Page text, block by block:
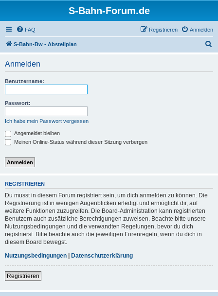
S-Bahn-Forum.de
FAQ Anmelden
Registrieren
S-Bahn-Bw - Abstellplan
Anmelden
Benutzername:
Passwort:
Ich habe mein Passwort vergessen
Angemeldet bleiben
Meinen Online-Status während dieser Sitzung verbergen
REGISTRIEREN
Du musst in diesem Forum registriert sein, um dich anmelden zu können. Die
Registrierung ist in wenigen Augenblicken erledigt und ermöglicht dir, auf
weitere Funktionen zuzugreifen. Die Board-Administration kann registrierten
Benutzern auch zusätzliche Berechtigungen zuweisen. Beachte bitte unsere
Nutzungsbedingungen und die verwandten Regelungen, bevor du dich
registrierst. Bitte beachte auch die jeweiligen Forenregeln, wenn du dich in
diesem Board bewegst.
Nutzungsbedingungen | Datenschutzerklärung
Registrieren